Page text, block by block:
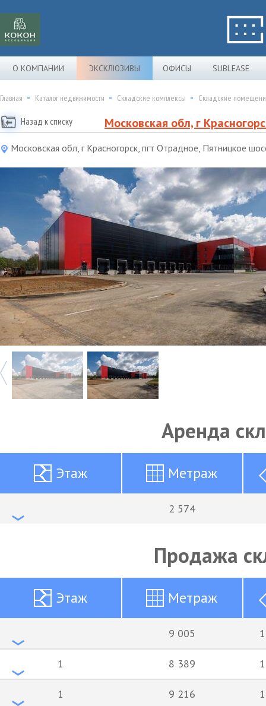
О КОМПАНИИ ЭКСКЛЮЗИВЫ ОФИСЫ SUBLEASE
Главная Каталог недвижимости Складские комплексы Складские
Назад к списку Московская обл, г
Московская обл, г Красногорск, пгт Отрадное, Пятницкое
Аренда
Этаж Метраж
2 574
Продажа
Этаж Метраж
9 005
1 8 389
1 9 216